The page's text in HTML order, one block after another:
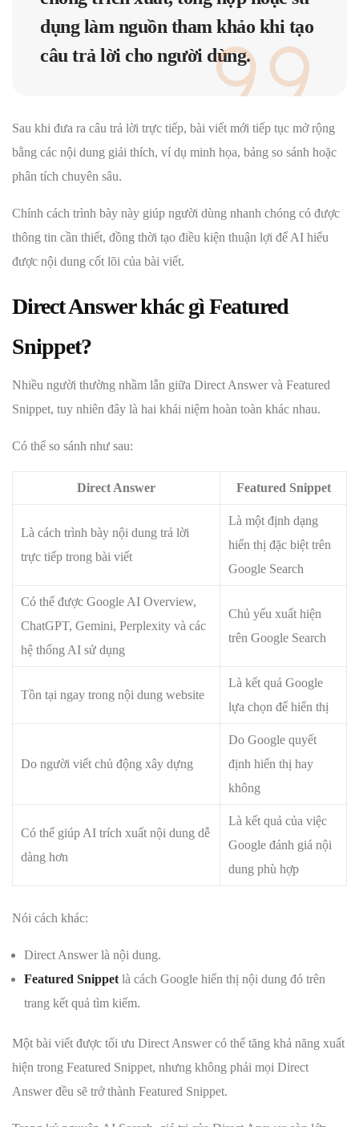
dụng làm nguồn tham khảo khi tạo
câu trả lời cho người dùng.
Sau khi đưa ra câu trả lời trực tiếp, bài viết mới tiếp tục mở rộng
bằng các nội dung giải thích, ví dụ minh họa, bảng so sánh hoặc
phân tích chuyên sâu.
Chính cách trình bày này giúp người dùng nhanh chóng có được
thông tin cần thiết, đồng thời tạo điều kiện thuận lợi để AI hiểu
được nội dung cốt lõi của bài viết.
Direct Answer khác gì Featured
Snippet?
Nhiều người thường nhầm lẫn giữa Direct Answer và Featured
Snippet, tuy nhiên đây là hai khái niệm hoàn toàn khác nhau.
Có thể so sánh như sau:
Direct Answer Featured Snippet
Là cách trình bày nội dung trả lời
trực tiếp trong bài viết
Là một định dạng
hiển thị đặc biệt trên
Google Search
Có thể được Google AI Overview,
ChatGPT, Gemini, Perplexity và các
hệ thống AI sử dụng
Chủ yếu xuất hiện
trên Google Search
Tồn tại ngay trong nội dung website
Là kết quả Google
lựa chọn để hiển thị
Do người viết chủ động xây dựng
Do Google quyết
định hiển thị hay
không
Có thể giúp AI trích xuất nội dung dễ
dàng hơn
Là kết quả của việc
Google đánh giá nội
dung phù hợp
Nói cách khác:
Direct Answer là nội dung.
Featured Snippet là cách Google hiển thị nội dung đó trên
trang kết quả tìm kiếm.
Một bài viết được tối ưu Direct Answer có thể tăng khả năng xuất
hiện trong Featured Snippet, nhưng không phải mọi Direct
Answer đều sẽ trở thành Featured Snippet.